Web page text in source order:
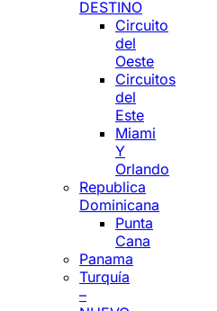
DESTINO
Circuito
del
Oeste
Circuitos
del
Este
Miami
Y
Orlando
Republica
Dominicana
Punta
Cana
Panama
Turquía
–